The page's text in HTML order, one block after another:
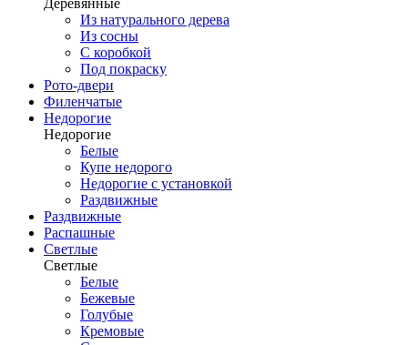
Деревянные
Из натурального дерева
Из сосны
С коробкой
Под покраску
Рото-двери
Филенчатые
Недорогие
Недорогие
Белые
Купе недорого
Недорогие с установкой
Раздвижные
Раздвижные
Распашные
Светлые
Светлые
Белые
Бежевые
Голубые
Кремовые